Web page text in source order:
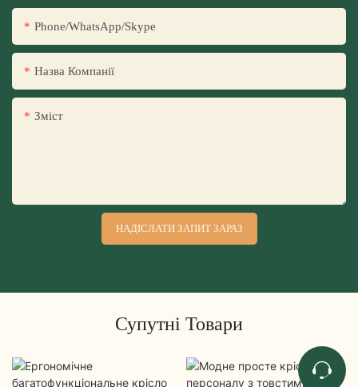
Phone/WhatsApp/Skype
Назва Компанії
Зміст
НАДІСЛАТИ ЗАПИТ ЗАРАЗ
Супутні Товари